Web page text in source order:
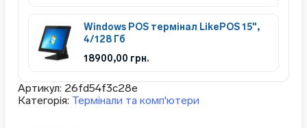
Windows POS термінал LikePOS 15",
4/128 Гб
18900,00 грн.
Артикул: 26fd54f3c28e
Категорія: Термінали та комп'ютери